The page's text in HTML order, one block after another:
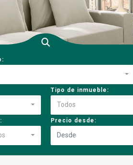
Tipo de inmueble:
Todos
Precio desde: